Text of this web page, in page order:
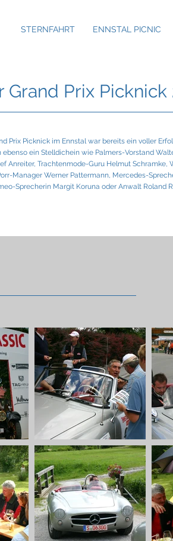
STERNFAHRT ENNSTAL PICNIC
Grand Prix Picknick
Prix Picknick im Ennstal war bereits ein voller
ebenso ein Stelldichein wie Palmers-Vorstand
Anreiter, Trachtenmode-Guru Helmut Schramke,
Manager Werner Pattermann, Mercedes-
Sprecherin Margit Koruna oder Anwalt Roland